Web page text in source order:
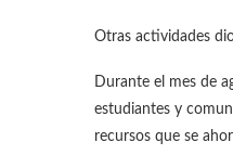
Otras actividades
Durante el mes de
estudiantes y
recursos que se